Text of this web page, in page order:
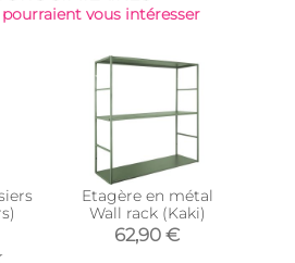
vous intéresser
Etagère en métal
Wall rack (Kaki)
62,90 €